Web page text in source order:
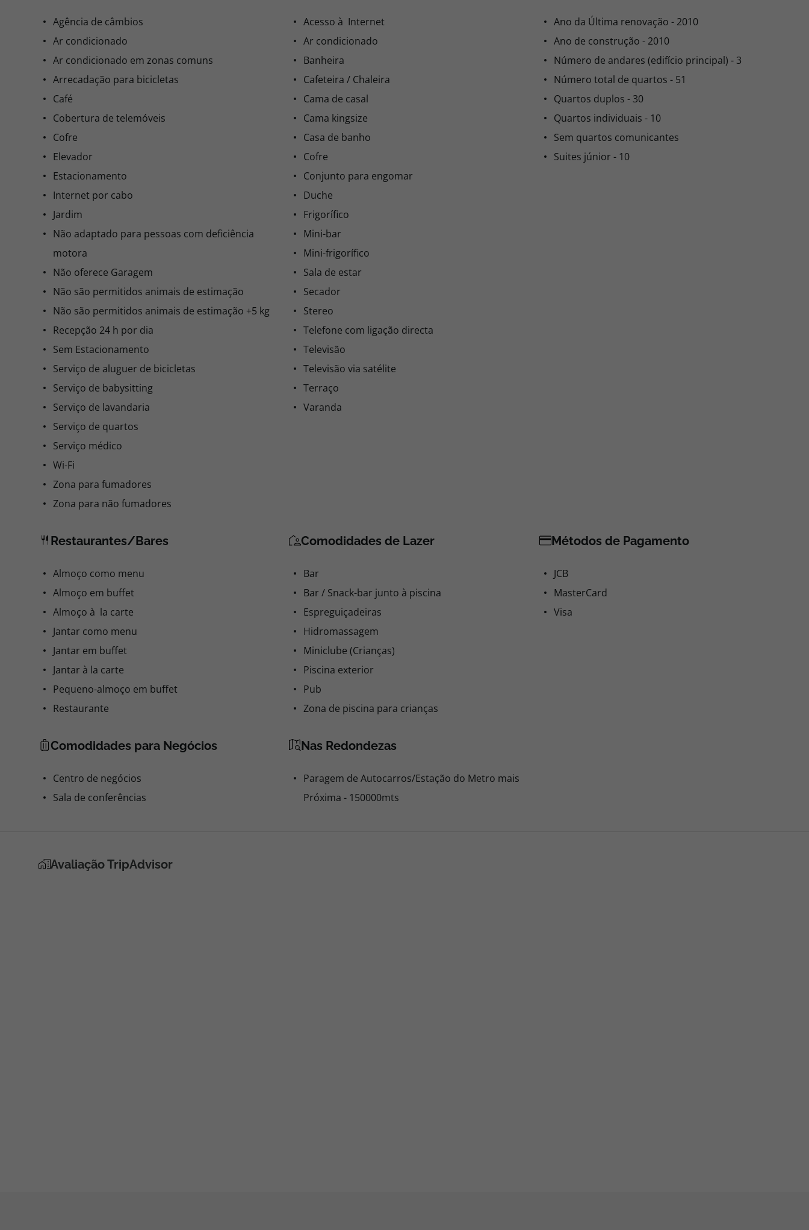
Agência de câmbios
Ar condicionado
Ar condicionado em zonas comuns
Arrecadação para bicicletas
Café
Cobertura de telemóveis
Cofre
Elevador
Estacionamento
Internet por cabo
Jardim
Não adaptado para pessoas com deficiência
motora
Não oferece Garagem
Não são permitidos animais de estimação
Não são permitidos animais de estimação +5 kg
Recepção 24 h por dia
Sem Estacionamento
Serviço de aluguer de bicicletas
Serviço de babysitting
Serviço de lavandaria
Serviço de quartos
Serviço médico
Wi-Fi
Zona para fumadores
Zona para não fumadores
Acesso à Internet
Ar condicionado
Banheira
Cafeteira / Chaleira
Cama de casal
Cama kingsize
Casa de banho
Cofre
Conjunto para engomar
Duche
Frigorífico
Mini-bar
Mini-frigorífico
Sala de estar
Secador
Stereo
Telefone com ligação directa
Televisão
Televisão via satélite
Terraço
Varanda
Ano da Última renovação - 2010
Ano de construção - 2010
Número de andares (edifício principal) - 3
Número total de quartos - 51
Quartos duplos - 30
Quartos individuais - 10
Sem quartos comunicantes
Suites júnior - 10
Restaurantes/Bares
Almoço como menu
Almoço em buffet
Almoço à la carte
Jantar como menu
Jantar em buffet
Jantar à la carte
Pequeno-almoço em buffet
Restaurante
Comodidades de Lazer
Bar
Bar / Snack-bar junto à piscina
Espreguiçadeiras
Hidromassagem
Miniclube (Crianças)
Piscina exterior
Pub
Zona de piscina para crianças
Métodos de Pagamento
JCB
MasterCard
Visa
Comodidades para Negócios
Centro de negócios
Sala de conferências
Nas Redondezas
Paragem de Autocarros/Estação do Metro mais
Próxima - 150000mts
Avaliação TripAdvisor